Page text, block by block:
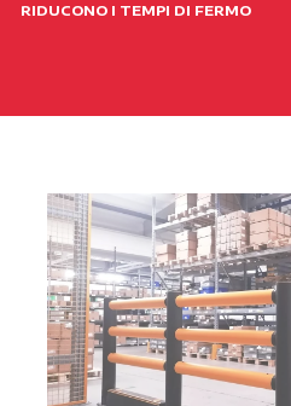
RIDUCONO I TEMPI DI FERMO